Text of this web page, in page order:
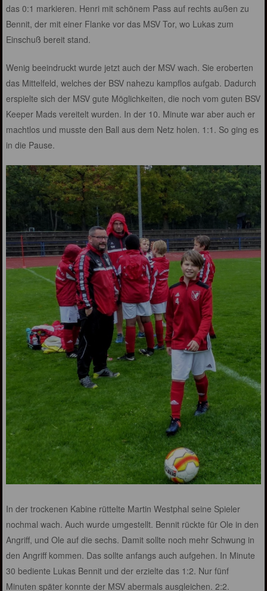
das 0:1 markieren. Henri mit schönem Pass auf rechts außen zu
Bennit, der mit einer Flanke vor das MSV Tor, wo Lukas zum
Einschuß bereit stand.
Wenig beeindruckt wurde jetzt auch der MSV wach. Sie eroberten
das Mittelfeld, welches der BSV nahezu kampflos aufgab. Dadurch
erspielte sich der MSV gute Möglichkeiten, die noch vom guten BSV
Keeper Mads vereitelt wurden. In der 10. Minute war aber auch er
machtlos und musste den Ball aus dem Netz holen. 1:1. So ging es
in die Pause.
In der trockenen Kabine rüttelte Martin Westphal seine Spieler
nochmal wach. Auch wurde umgestellt. Bennit rückte für Ole in den
Angriff, und Ole auf die sechs. Damit sollte noch mehr Schwung in
den Angriff kommen. Das sollte anfangs auch aufgehen. In Minute
30 bediente Lukas Bennit und der erzielte das 1:2. Nur fünf
Minuten später konnte der MSV abermals ausgleichen. 2:2.